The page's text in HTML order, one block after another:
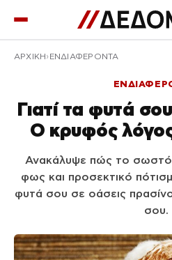
ΑΡΧΙΚΉ ΕΝΔΙΑΦΕΡΟΝΤΑ
Γιατί τα φυτά
Ο κρυφός λόγος
Ανακάλυψε πώς το
φως και προσεκτικό
φυτά σου σε οάσεις
σου.